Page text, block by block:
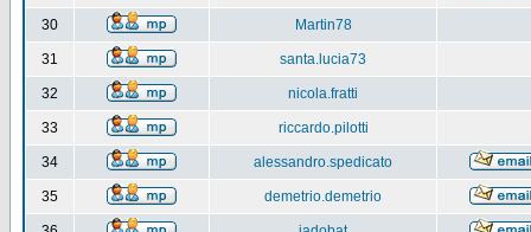
30 Martin78
31 santa.lucia73
32 nicola.fratti
33 riccardo.pilotti
34 alessandro.spedicato
35 demetrio.demetrio